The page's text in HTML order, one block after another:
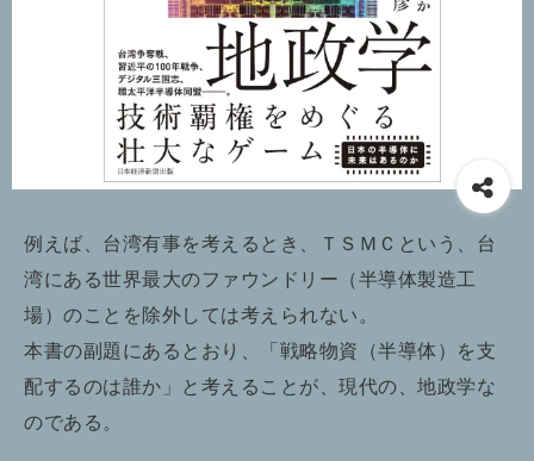
例えば、台湾有事を考えるとき、ＴＳＭＣという、台
湾にある世界最大のファウンドリー（半導体製造工
場）のことを除外しては考えられない。
本書の副題にあるとおり、「戦略物資（半導体）を支
配するのは誰か」と考えることが、現代の、地政学な
のである。